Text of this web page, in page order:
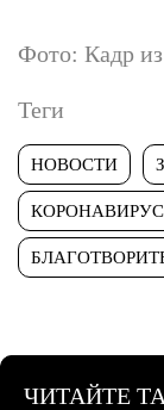
Фото: Кадр
Теги
НОВОСТИ
КОРОНАВИРУС
ЧИТАЙТЕ